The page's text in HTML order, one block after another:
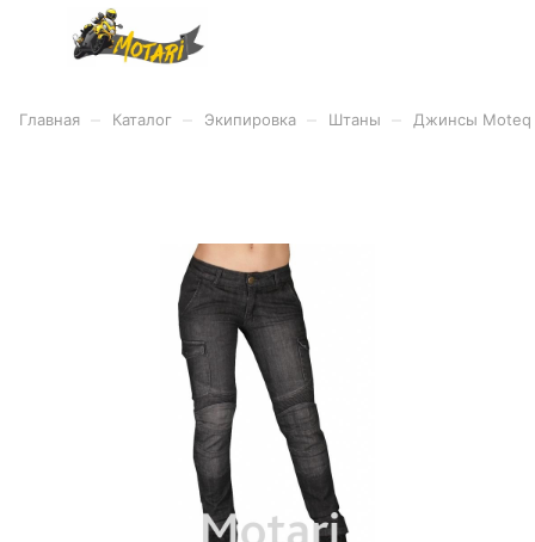
Главная Каталог Экипировка Штаны Джинсы Moteq